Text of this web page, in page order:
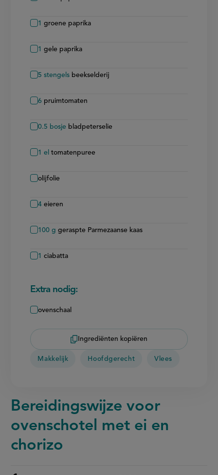
1 groene paprika
1 gele paprika
5 stengels beekselderij
6 pruimtomaten
0.5 bosje bladpeterselie
1 el tomatenpuree
olijfolie
4 eieren
100 g geraspte Parmezaanse kaas
1 ciabatta
Extra nodig:
ovenschaal
Ingrediënten kopiëren
Makkelijk Hoofdgerecht Vlees
Bereidingswijze voor
ovenschotel met ei en
chorizo